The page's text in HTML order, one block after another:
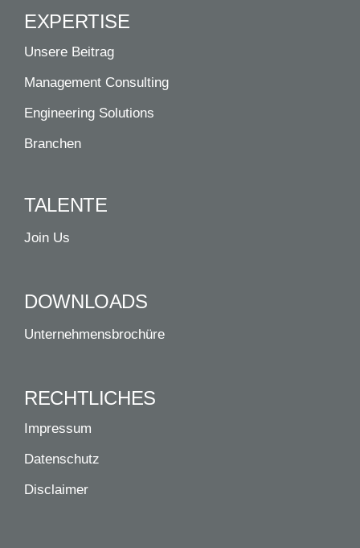
EXPERTISE
Unsere Beitrag
Management Consulting
Engineering Solutions
Branchen
TALENTE
Join Us
DOWNLOADS
Unternehmensbrochüre
RECHTLICHES
Impressum
Datenschutz
Disclaimer